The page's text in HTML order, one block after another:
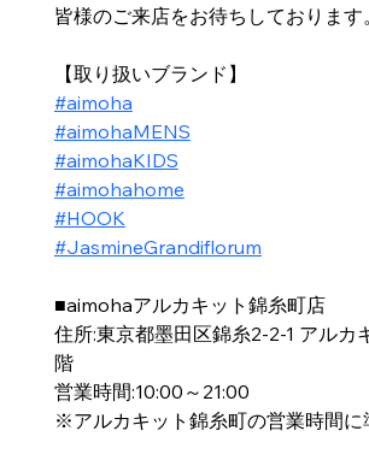
皆様のご来店をお待ちしております。
【取り扱いブランド】
#aimoha
#aimohaMENS
#aimohaKIDS
#aimohahome
#HOOK
#JasmineGrandiflorum
■aimohaアルカキット錦糸町店
住所:東京都墨田区錦糸2-2-1 アルカ
階
営業時間:10:00～21:00
※アルカキット錦糸町の営業時間に